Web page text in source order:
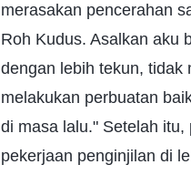
merasakan pencerahan
Roh Kudus. Asalkan aku
dengan lebih tekun, tidak
melakukan perbuatan
di masa lalu." Setelah
pekerjaan penginjilan di